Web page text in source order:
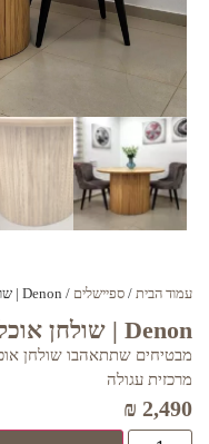
עמוד הבית / ספיישלים / Denon | שולחן אוכל סקנדינבי עגול
Denon | שולחן אוכל סקנדינבי עגול
מבטיחים שתתאהבו שולחן
מרכזית עגולה
₪ 2,490